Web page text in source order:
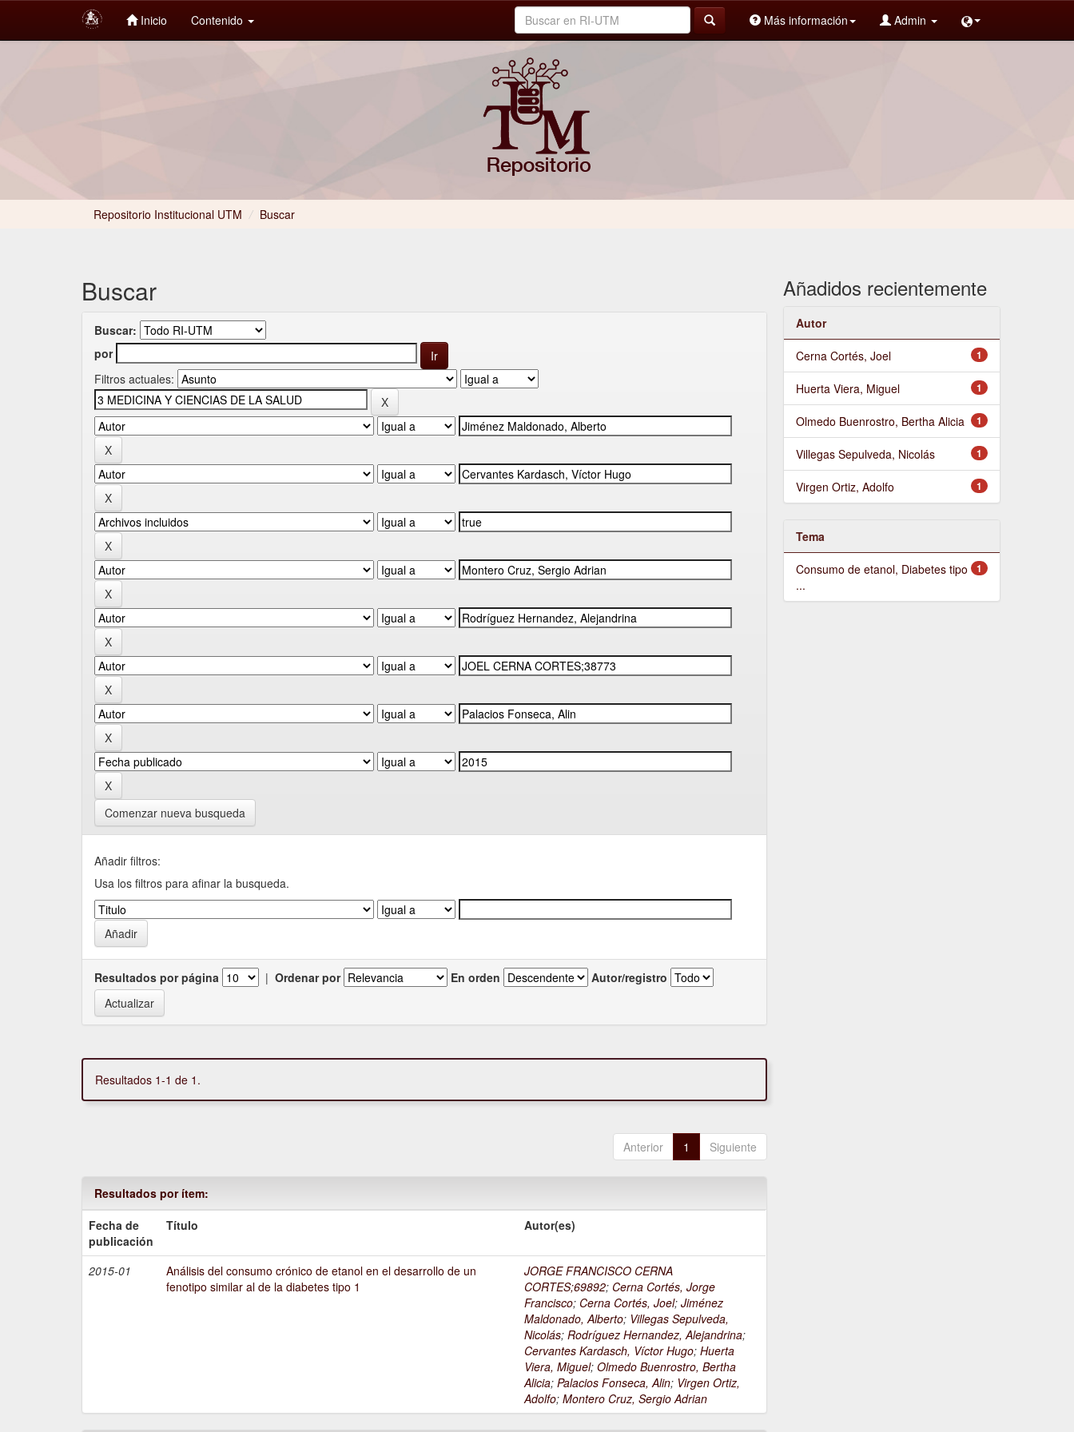
Inicio Contenido Más información Admin
Repositorio Institucional UTM / Buscar
Buscar
Buscar:
por
Filtros actuales:
Comenzar nueva busqueda
Añadir filtros:
Usa los filtros para afinar la busqueda.
Resultados por página | Ordenar por En orden Autor/registro
Resultados 1-1 de 1.
Anterior 1 Siguiente
Resultados por ítem:
Fecha de
publicación
Título Autor(es)
2015-01
Análisis del consumo crónico de etanol en el desarrollo de un
fenotipo similar al de la diabetes tipo 1
JORGE FRANCISCO CERNA
CORTES;69892; Cerna Cortés, Jorge
Francisco; Cerna Cortés, Joel;Jiménez
Maldonado, Alberto; Villegas Sepulveda,
Nicolás;Rodríguez Hernandez, Alejandrina;
Cervantes Kardasch, Víctor Hugo;Huerta
Viera, Miguel;Olmedo Buenrostro, Bertha
Alicia;Palacios Fonseca, Alin; Virgen Ortiz,
Adolfo;Montero Cruz, Sergio Adrian
Añadidos recientemente
Autor
1
Cerna Cortés, Joel
1
Huerta Viera, Miguel
1
Olmedo Buenrostro, Bertha Alicia
1
Villegas Sepulveda, Nicolás
1
Virgen Ortiz, Adolfo
Tema
1
Consumo de etanol, Diabetes tipo
...